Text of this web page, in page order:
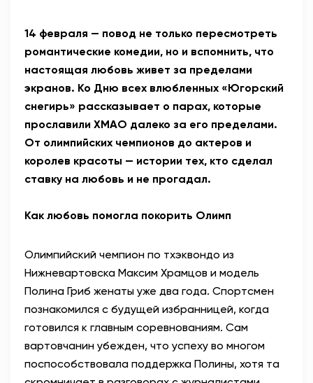
14 февраля — повод не только пересмотреть
романтические комедии, но и вспомнить, что
настоящая любовь живет за пределами
экранов. Ко Дню всех влюбленных «Югорский
снегирь» рассказывает о парах, которые
прославили ХМАО далеко за его пределами.
От олимпийских чемпионов до актеров и
королев красоты — истории тех, кто сделал
ставку на любовь и не прогадал.
Как любовь помогла покорить Олимп
Олимпийский чемпион по тхэквондо из
Нижневартовска Максим Храмцов и модель
Полина Гриб женаты уже два года. Спортсмен
познакомился с будущей избранницей, когда
готовился к главным соревнованиям. Сам
вартовчанин убежден, что успеху во многом
поспособствовала поддержка Полины, хотя та